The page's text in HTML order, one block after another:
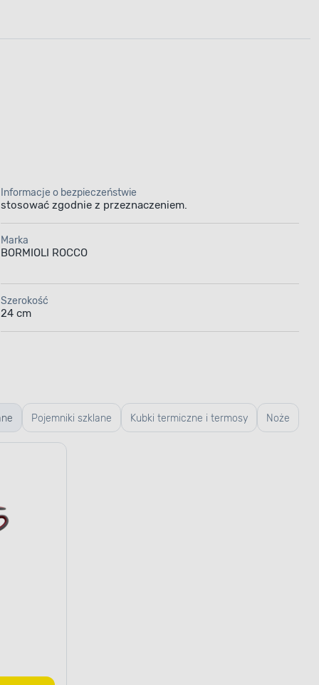
Informacje o bezpieczeństwie
stosować zgodnie z przeznaczeniem.
Marka
BORMIOLI ROCCO
Szerokość
24 cm
Pojemniki szklane Kubki termiczne i termosy Noże